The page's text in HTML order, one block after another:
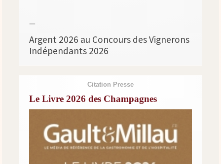
—
Argent 2026 au Concours des Vignerons
Indépendants 2026
Citation Presse
Le Livre 2026 des Champagnes